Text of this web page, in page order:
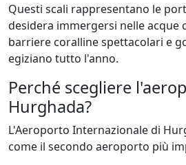
Questi scali rappresentano le
desidera immergersi nelle acque
barriere coralline spettacolari e
egiziano tutto l'anno.
Perché scegliere
Hurghada?
L'Aeroporto Internazionale di
come il secondo aeroporto più